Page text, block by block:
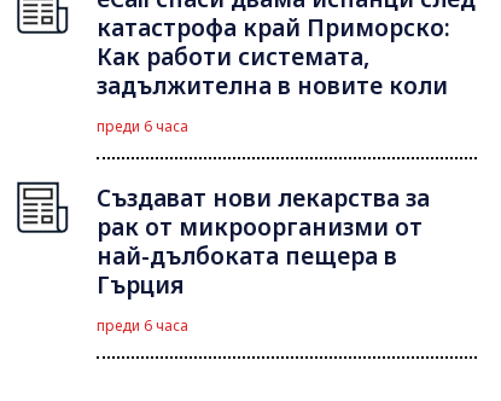
катастрофа край Приморско:
Как работи системата,
задължителна в новите коли
преди 6 часа
Създават нови лекарства за
рак от микроорганизми от
най-дълбоката пещера в
Гърция
преди 6 часа